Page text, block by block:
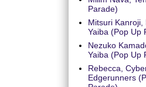
Parade)
Mitsuri Kanroji,
Yaiba (Pop Up
Nezuko
Yaiba (Pop Up
Rebecca,
Edgerunners